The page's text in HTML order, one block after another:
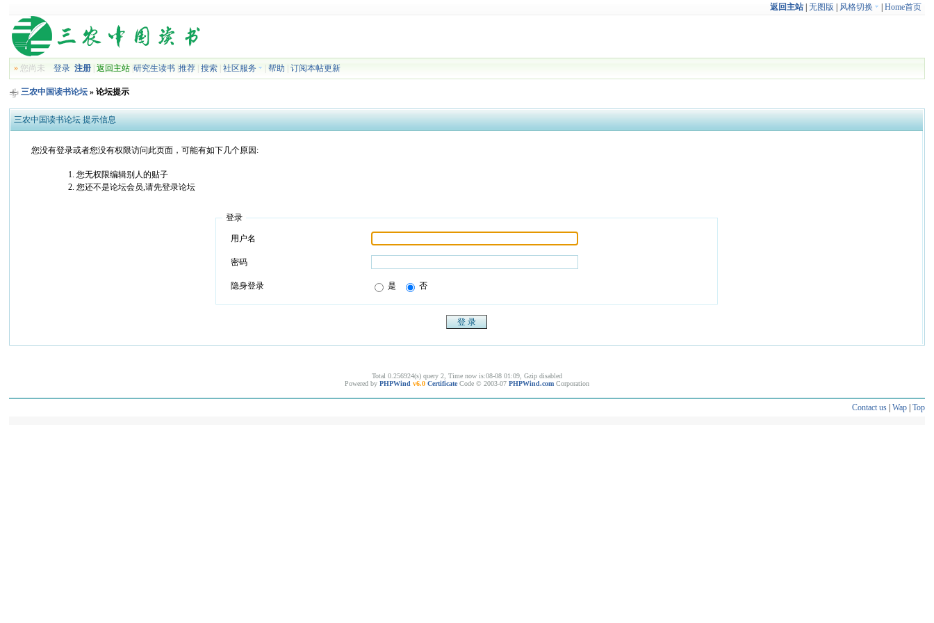
返回主站| 无图版 风格切换 Home首页
» 您尚未登录 注册 |返回主站 |研究生读书 |推荐 |搜索 |社区服务 |帮助 |订阅本帖更新
三农中国读书论坛 » 论坛提示
三农中国读书论坛 提示信息
您没有登录或者您没有权限访问此页面，可能有如下几个原因:
您无权限编辑别人的贴子
您还不是论坛会员,请先登录论坛
登录
用户名
密码
隐身登录 是 否
Total 0.256924(s) query 2, Time now is:08-08 01:09, Gzip disabled
Powered by PHPWind v6.0 Certificate Code © 2003-07 PHPWind.com Corporation
Contact us| Wap| Top